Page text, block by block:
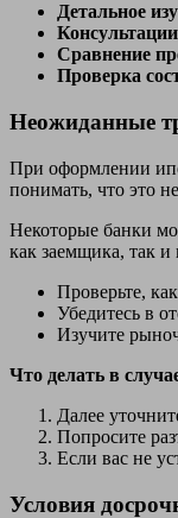
Детальное
Сравнение
Проверка
Неожиданные
При оформлении
понимать, что это
Некоторые банки
как заемщика, так и
Проверьте,
Убедитесь в
Изучите
Что делать в
Далее
Попросите
Если вас не
Условия